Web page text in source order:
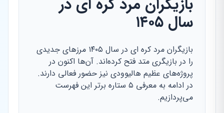
بازیگران مرد کره ای در
سال ۱۴۰۵
بازیگران مرد کره ای در سال ۱۴۰۵ مرزهای جدیدی
را در بازیگری متد فتح کرده‌اند. آن‌ها اکنون در
پروژه‌های عظیم هالیوودی نیز حضور فعالی دارند.
در ادامه به معرفی ۵ ستاره برتر این فهرست
می‌پردازیم.